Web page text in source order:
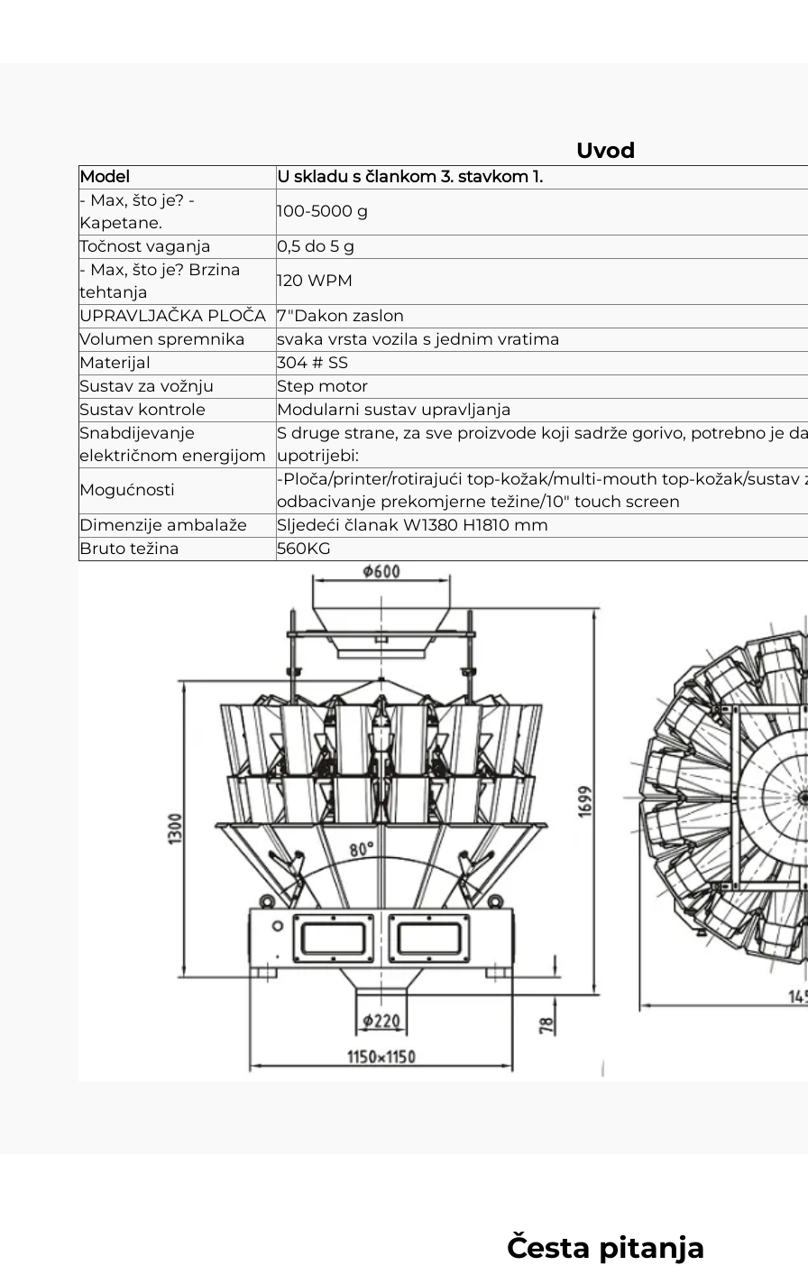
Uvod
Model
U skladu s člankom 3. stavkom 1.
- Max, što je? -
Kapetane.
100-5000 g
Točnost vaganja
0,5 do 5 g
- Max, što je? Brzina
tehtanja
120 WPM
UPRAVLJAČKA PLOČA 7"Dakon zaslon
Volumen spremnika
svaka vrsta vozila s jednim vratima
Materijal
304 # SS
Sustav za vožnju
Step motor
Sustav kontrole
Modularni sustav upravljanja
Snabdijevanje
električnom energijom
S druge strane, za sve proizvode koji sadrže gorivo, potrebno je
upotrijebi:
Mogućnosti
-Ploča/printer/rotirajući top-kožak/multi-mouth top-kožak/sustav
odbacivanje prekomjerne težine/10" touch screen
Dimenzije ambalaže
Sljedeći članak W1380 H1810 mm
Bruto težina
560KG
Česta pitanja